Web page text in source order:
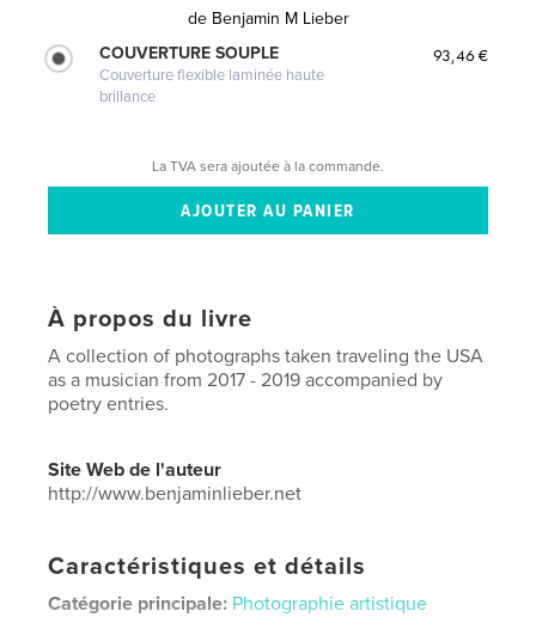
de Benjamin M Lieber
COUVERTURE SOUPLE
Couverture flexible laminée haute
brillance
93,46 €
La TVA sera ajoutée à la commande.
À propos du livre
A collection of photographs taken traveling the USA
as a musician from 2017 - 2019 accompanied by
poetry entries.
Site Web de l'auteur
http://www.benjaminlieber.net
Caractéristiques et détails
Catégorie principale: Photographie artistique